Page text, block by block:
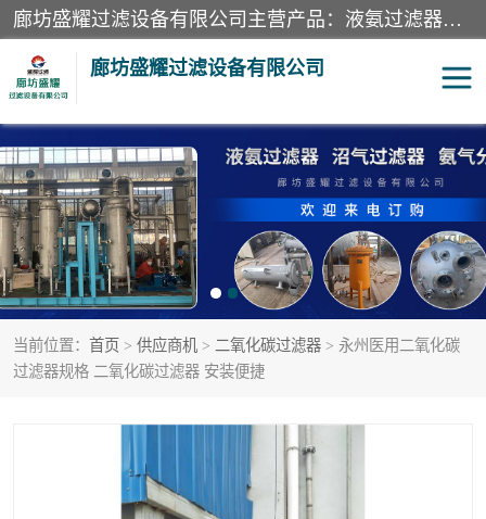
廊坊盛耀过滤设备有限公司主营产品：液氨过滤器、沼气过滤器、氨气分离器、二氧化碳过滤器、过滤器、液氨氨气过滤器、天然气过滤器、管道过滤器、*过滤器、液氨除油除水过滤器、氨气除油除水过滤器、焦炉煤气除焦油过滤器等。
廊坊盛耀过滤设备有限公司
当前位置： 首页 > 供应商机 > 二氧化碳过滤器 > 永州医用二氧化碳
过滤器规格 二氧化碳过滤器 安装便捷
二氧化碳过滤器 过滤器
液氨氨气过滤器 沼气过滤器
天然气过滤器 管道过滤器
甲醇过滤器 液氨除油除水过滤器
硝酸尾气分离器 酸雾聚结分离器
高炉煤气过滤器 替代进口过滤器